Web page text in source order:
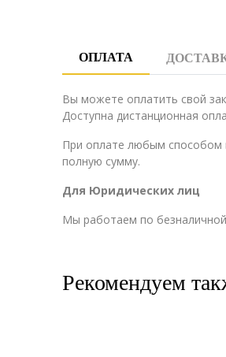
ОПЛАТА
Вы можете оплатить свой
Доступна дистанционная
При оплате любым способом
полную сумму.
Для Юридических лиц
Мы работаем по
Рекомендуем